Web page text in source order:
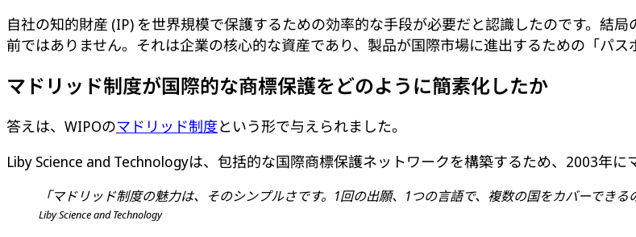
自社の知的財産 (IP) を世界規模で保護するための効率的な手段が必要だと認識したのです。結
前ではありません。それは企業の核心的な資産であり、製品が国際市場に進出するための「パス
マドリッド制度が国際的な商標保護をどのように簡素化したか
答えは、WIPOのマドリッド制度という形で与えられました。
Liby Science and Technologyは、包括的な国際商標保護ネットワークを構築するため、2003年に
「マドリッド制度の魅力は、そのシンプルさです。1回の出願、1つの言語で、複数の国をカバーできる
Liby Science and Technology